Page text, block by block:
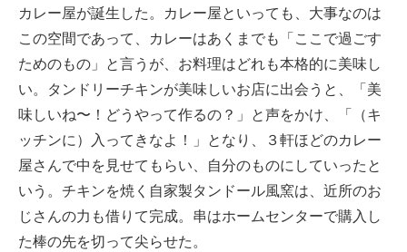
カレー屋が誕生した。カレー屋といっても、大事なのは
この空間であって、カレーはあくまでも「ここで過ごす
ためのもの」と言うが、お料理はどれも本格的に美味し
い。タンドリーチキンが美味しいお店に出会うと、「美
味しいね〜！どうやって作るの？」と声をかけ、「（キ
ッチンに）入ってきなよ！」となり、３軒ほどのカレー
屋さんで中を見せてもらい、自分のものにしていったと
いう。チキンを焼く自家製タンドール風窯は、近所のお
じさんの力も借りて完成。串はホームセンターで購入し
た棒の先を切って尖らせた。